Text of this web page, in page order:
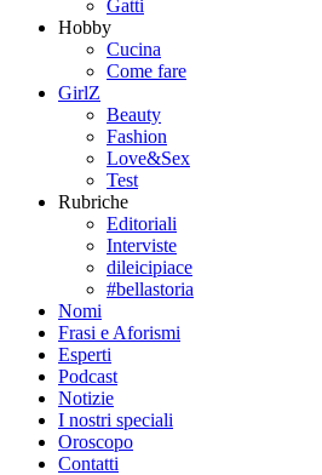
Gatti
Hobby
Cucina
Come fare
GirlZ
Beauty
Fashion
Love&Sex
Test
Rubriche
Editoriali
Interviste
dileicipiace
#bellastoria
Nomi
Frasi e Aforismi
Esperti
Podcast
Notizie
I nostri speciali
Oroscopo
Contatti